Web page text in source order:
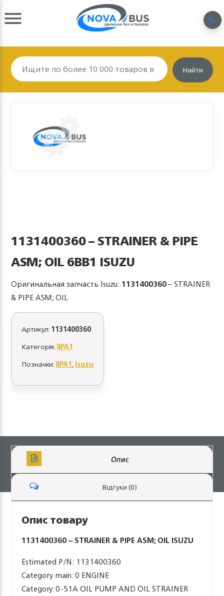
Найти
1131400360 – STRAINER & PIPE
ASM; OIL 6BB1 ISUZU
Оригинальная запчасть Isuzu: 1131400360– STRAINER
& PIPE ASM; OIL
Артикул:1131400360
Категорія:8PA1
Позначки:8PA1,Isuzu
Опис
Відгуки (0)
Опис товару
1131400360 – STRAINER & PIPE ASM; OIL ISUZU
Estimated P/N: 1131400360
Category main: 0 ENGINE
Category: 0-51A OIL PUMP AND OIL STRAINER